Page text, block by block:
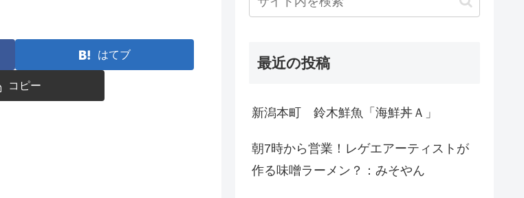
はてブ
コピー
最近の投稿
新潟本町 鈴木鮮魚「海鮮丼Ａ」
朝7時から営業！レゲエアーティストが
作る味噌ラーメン？：みそやん